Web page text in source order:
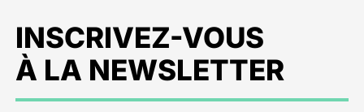
INSCRIVEZ-VOUS
À LA NEWSLETTER